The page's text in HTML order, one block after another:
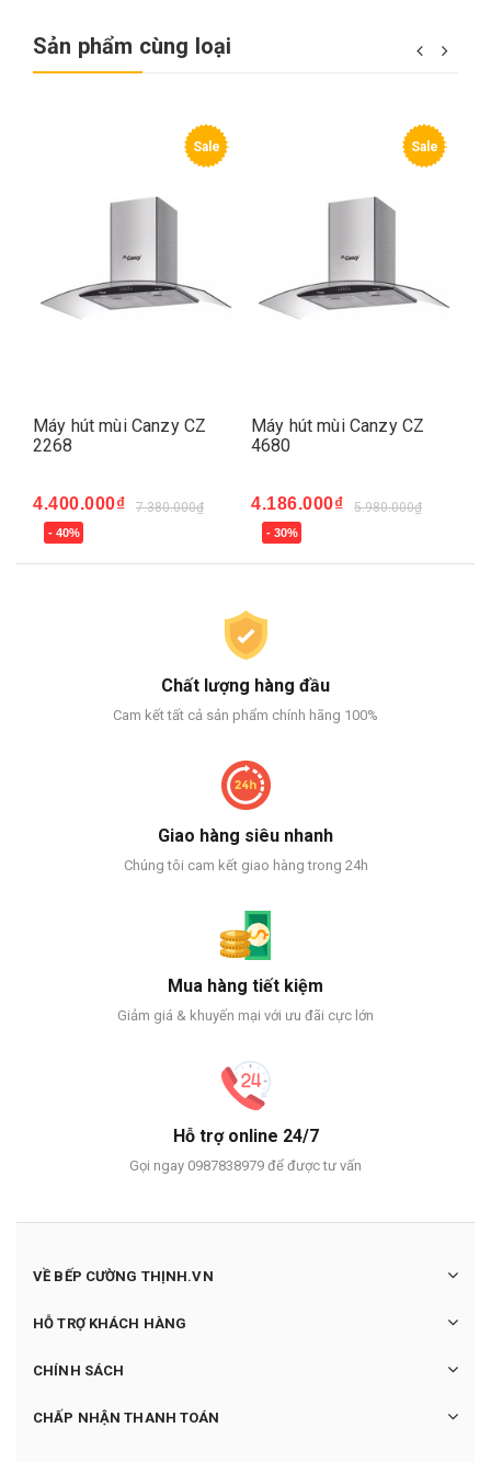
Sản phẩm cùng loại
Sale
Máy hút mùi Canzy CZ
2268
4.400.000₫ 7.380.000₫
- 40%
Sale
Máy hút mùi Canzy CZ
4680
4.186.000₫ 5.980.000₫
- 30%
Chất lượng hàng đầu
Cam kết tất cả sản phẩm chính hãng 100%
Giao hàng siêu nhanh
Chúng tôi cam kết giao hàng trong 24h
Mua hàng tiết kiệm
Giảm giá & khuyến mại với ưu đãi cực lớn
Hỗ trợ online 24/7
Gọi ngay 0987838979 để được tư vấn
VỀ BẾP CƯỜNG THỊNH.VN
HỖ TRỢ KHÁCH HÀNG
CHÍNH SÁCH
CHẤP NHẬN THANH TOÁN